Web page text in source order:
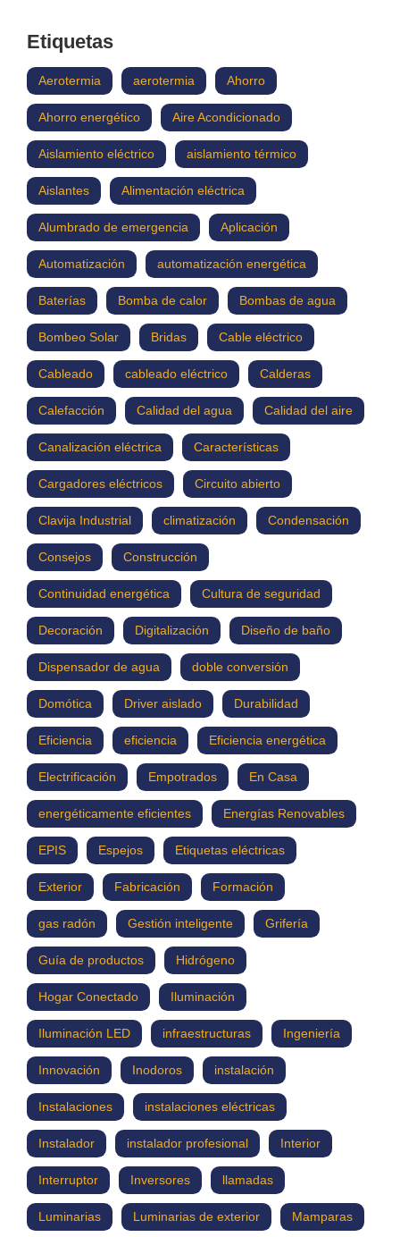
Etiquetas
Aerotermia aerotermia Ahorro
Ahorro energético Aire Acondicionado
Aislamiento eléctrico aislamiento térmico
Aislantes Alimentación eléctrica
Alumbrado de emergencia Aplicación
Automatización automatización energética
Baterías Bomba de calor Bombas de agua
Bombeo Solar Bridas Cable eléctrico
Cableado cableado eléctrico Calderas
Calefacción Calidad del agua Calidad del aire
Canalización eléctrica Características
Cargadores eléctricos Circuito abierto
Clavija Industrial climatización Condensación
Consejos Construcción
Continuidad energética Cultura de seguridad
Decoración Digitalización Diseño de baño
Dispensador de agua doble conversión
Domótica Driver aislado Durabilidad
Eficiencia eficiencia Eficiencia energética
Electrificación Empotrados En Casa
energéticamente eficientes Energías Renovables
EPIS Espejos Etiquetas eléctricas
Exterior Fabricación Formación
gas radón Gestión inteligente Grifería
Guía de productos Hidrógeno
Hogar Conectado Iluminación
Iluminación LED infraestructuras Ingeniería
Innovación Inodoros instalación
Instalaciones instalaciones eléctricas
Instalador instalador profesional Interior
Interruptor Inversores llamadas
Luminarias Luminarias de exterior Mamparas